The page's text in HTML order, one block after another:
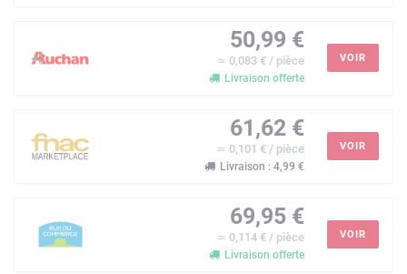
50,99 €
≃ 0,083 € / pièce
Livraison offerte
VOIR
61,62 €
≃ 0,101 € / pièce
Livraison : 4,99 €
VOIR
69,95 €
≃ 0,114 € / pièce
Livraison offerte
VOIR